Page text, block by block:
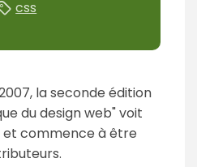
css
la seconde édition
du design web" voit
commence à être